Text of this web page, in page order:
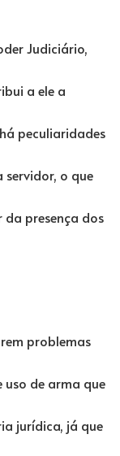
Judiciário,
a ele a
peculiaridades
o que
presença dos
problemas
de arma que
jurídica, já que